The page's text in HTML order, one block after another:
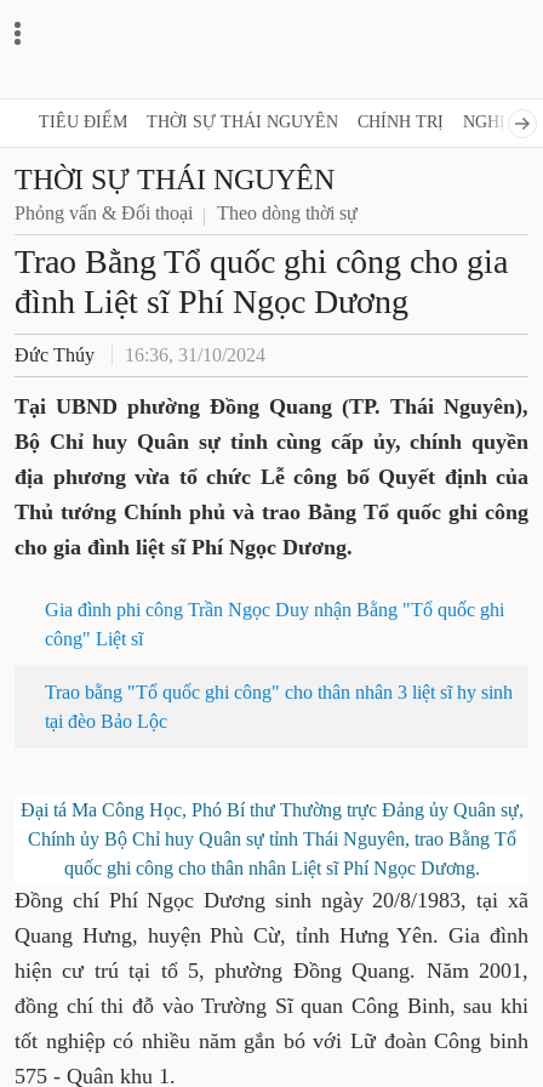
TIÊU ĐIỂM THỜI SỰ THÁI NGUYÊN CHÍNH TRỊ NGHỊ
THỜI SỰ THÁI NGUYÊN
Phỏng vấn & Đối thoại Theo dòng thời sự
Trao Bằng Tổ quốc ghi công cho gia
đình Liệt sĩ Phí Ngọc Dương
Đức Thúy 16:36, 31/10/2024
Tại UBND phường Đồng Quang (TP. Thái Nguyên),
Bộ Chỉ huy Quân sự tỉnh cùng cấp ủy, chính quyền
địa phương vừa tổ chức Lễ công bố Quyết định của
Thủ tướng Chính phủ và trao Bằng Tổ quốc ghi công
cho gia đình liệt sĩ Phí Ngọc Dương.
Gia đình phi công Trần Ngọc Duy nhận Bằng "Tổ quốc ghi
công" Liệt sĩ
Trao bằng "Tổ quốc ghi công" cho thân nhân 3 liệt sĩ hy sinh
tại đèo Bảo Lộc
Đại tá Ma Công Học, Phó Bí thư Thường trực Đảng ủy Quân sự,
Chính ủy Bộ Chỉ huy Quân sự tỉnh Thái Nguyên, trao Bằng Tổ
quốc ghi công cho thân nhân Liệt sĩ Phí Ngọc Dương.
Đồng chí Phí Ngọc Dương sinh ngày 20/8/1983, tại xã
Quang Hưng, huyện Phù Cừ, tỉnh Hưng Yên. Gia đình
hiện cư trú tại tổ 5, phường Đồng Quang. Năm 2001,
đồng chí thi đỗ vào Trường Sĩ quan Công Binh, sau khi
tốt nghiệp có nhiều năm gắn bó với Lữ đoàn Công binh
575 - Quân khu 1.